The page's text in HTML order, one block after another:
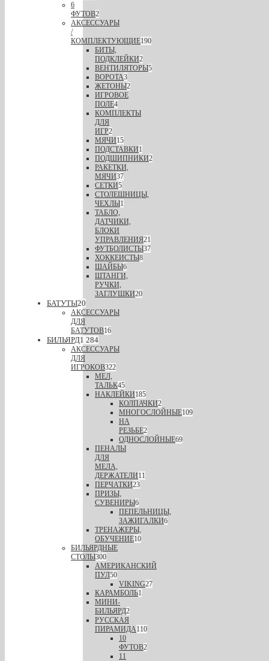
6
ФУТОВ2
АКСЕССУАРЫ
/
КОМПЛЕКТУЮЩИЕ190
БИТЫ,
ПОДКЛЕЙКИ2
ВЕНТИЛЯТОРЫ5
ВОРОТА3
ЖЕТОНЫ2
ИГРОВОЕ
ПОЛЕ4
КОМПЛЕКТЫ
ДЛЯ
ИГР2
МЯЧИ15
ПОДСТАВКИ1
ПОДШИПНИКИ2
РАКЕТКИ,
МЯЧИ37
СЕТКИ5
СТОЛЕШНИЦЫ,
ЧЕХЛЫ1
ТАБЛО,
ДАТЧИКИ,
БЛОКИ
УПРАВЛЕНИЯ21
ФУТБОЛИСТЫ37
ХОККЕИСТЫ8
ШАЙБЫ6
ШТАНГИ,
РУЧКИ,
ЗАГЛУШКИ20
БАТУТЫ20
АКСЕССУАРЫ
ДЛЯ
БАТУТОВ16
БИЛЬЯРД1 284
АКСЕССУАРЫ
ДЛЯ
ИГРОКОВ322
МЕЛ,
ТАЛЬК45
НАКЛЕЙКИ185
КОЛПАЧКИ2
МНОГОСЛОЙНЫЕ109
НА
РЕЗЬБЕ2
ОДНОСЛОЙНЫЕ69
ПЕНАЛЫ
ДЛЯ
МЕЛА,
ДЕРЖАТЕЛИ11
ПЕРЧАТКИ23
ПРИЗЫ,
СУВЕНИРЫ6
ПЕПЕЛЬНИЦЫ,
ЗАЖИГАЛКИ6
ТРЕНАЖЕРЫ,
ОБУЧЕНИЕ10
БИЛЬЯРДНЫЕ
СТОЛЫ300
АМЕРИКАНСКИЙ
ПУЛ50
VIKING27
КАРАМБОЛЬ1
МИНИ-
БИЛЬЯРД2
РУССКАЯ
ПИРАМИДА110
10
ФУТОВ2
11